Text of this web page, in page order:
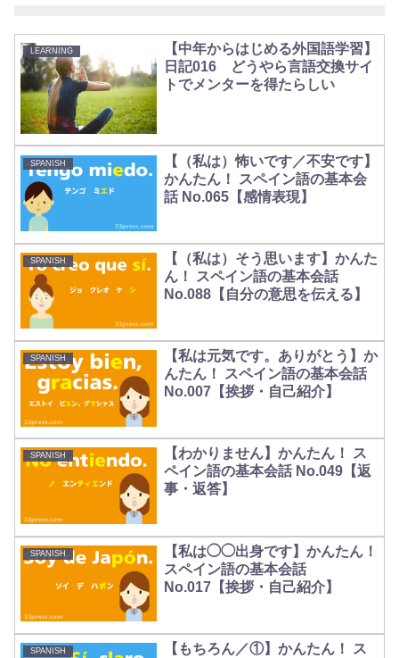
LEARNING
【中年からはじめる外国語学習】
日記016 どうやら言語交換サイ
トでメンターを得たらしい
SPANISH
【（私は）怖いです／不安です】
かんたん！ スペイン語の基本会
話 No.065【感情表現】
SPANISH
【（私は）そう思います】かんた
ん！ スペイン語の基本会話
No.088【自分の意思を伝える】
SPANISH
【私は元気です。ありがとう】か
んたん！ スペイン語の基本会話
No.007【挨拶・自己紹介】
SPANISH
【わかりません】かんたん！ ス
ペイン語の基本会話 No.049【返
事・返答】
SPANISH
【私は◯◯出身です】かんたん！
スペイン語の基本会話
No.017【挨拶・自己紹介】
SPANISH
【もちろん／①】かんたん！ ス